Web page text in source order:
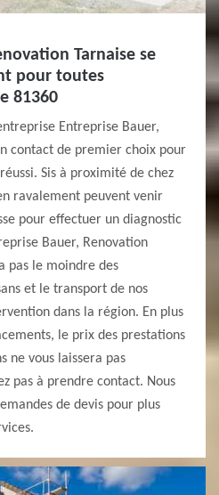
Tarnaise se
pour toutes
81360
Entreprise Bauer,
contact de premier choix pour
Sis à proximité de chez
ravalement peuvent venir
pour effectuer un diagnostic
Bauer, Renovation
pas le moindre des
et le transport de nos
dans la région. En plus
le prix des prestations
ne vous laissera pas
pas à prendre contact. Nous
de devis pour plus